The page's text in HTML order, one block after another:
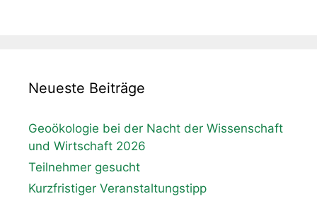
Neueste Beiträge
Geoökologie bei der Nacht der Wissenschaft
und Wirtschaft 2026
Teilnehmer gesucht
Kurzfristiger Veranstaltungstipp